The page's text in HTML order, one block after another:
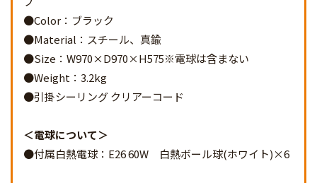
●Color：ブラック
●Material：スチール、真鍮
●Size：W970×D970×H575※電球は含まない
●Weight：3.2kg
●引掛シーリング クリアーコード
電球について
●付属白熱電球：E26 60W 白熱ボール球(ホワイト)×6